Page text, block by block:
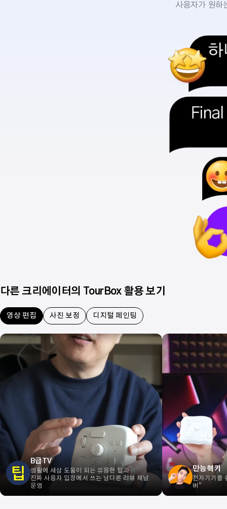
사용자가 원하
다른 크리에이터의 TourBox 활용 보기
영상 편집 사진 보정 디지털 페인팅
B급TV
생활에 새삼 도움이 되는 유용한 팁과
진짜 사용자 입장에서 쓰는 남다른 리뷰 채널
운영
만능혁키
전자기기를
버"